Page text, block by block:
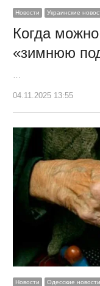
Новости Украинские
Когда
«зимнюю
04.11.2025 13:55
Новости Одесские новости